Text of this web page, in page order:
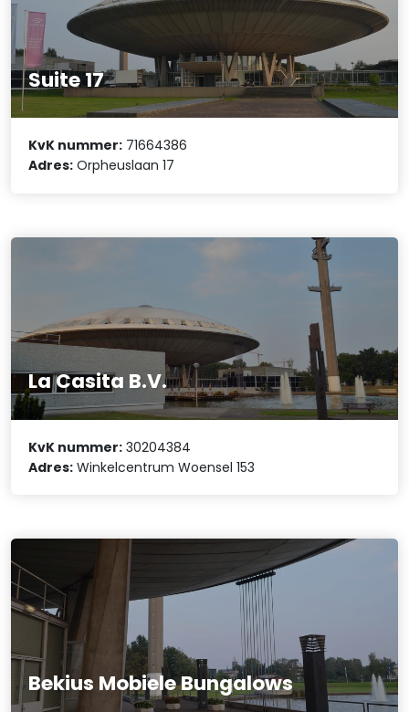
Suite 17
KvK nummer: 71664386
Adres: Orpheuslaan 17
La Casita B.V.
KvK nummer: 30204384
Adres: Winkelcentrum Woensel 153
Bekius Mobiele Bungalows